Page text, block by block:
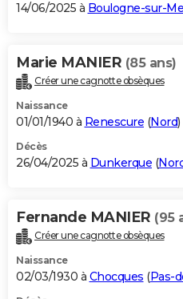
14/06/2025 à Boulogne-sur-
Marie MANIER (85 ans)
Créer une cagnotte obsèques
Naissance
01/01/1940 à Renescure (Nord)
Décès
26/04/2025 à Dunkerque (
Fernande MANIER (95
Créer une cagnotte obsèques
Naissance
02/03/1930 à Chocques (Pas-